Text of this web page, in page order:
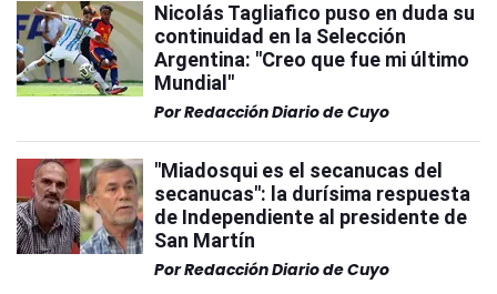
Nicolás Tagliafico puso en duda su
continuidad en la Selección
Argentina: "Creo que fue mi último
Mundial"
PorRedacción Diario de Cuyo
"Miadosqui es el secanucas del
secanucas": la durísima respuesta
de Independiente al presidente de
San Martín
PorRedacción Diario de Cuyo